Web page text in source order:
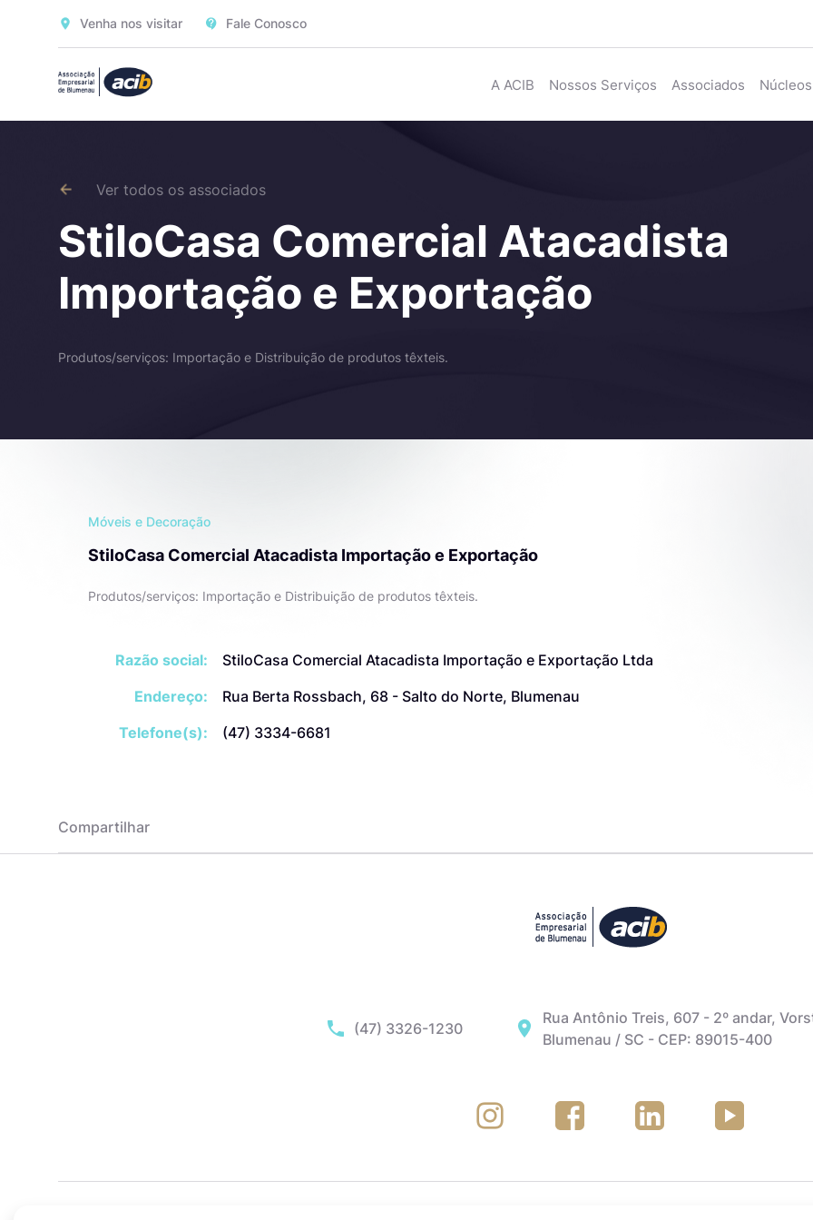
Venha nos visitar Fale Conosco
A ACIB Nossos Serviços Associados Núcleos
Ver todos os associados
StiloCasa Comercial Atacadista
Importação e Exportação
Produtos/serviços: Importação e Distribuição de produtos têxteis.
Móveis e Decoração
StiloCasa Comercial Atacadista Importação e Exportação
Produtos/serviços: Importação e Distribuição de produtos têxteis.
Razão social:
StiloCasa Comercial Atacadista Importação e Exportação Ltda
Endereço:
Rua Berta Rossbach, 68 - Salto do Norte, Blumenau
Telefone(s):
(47) 3334-6681
Compartilhar
(47) 3326-1230
Rua Antônio Treis, 607 - 2º andar,
Blumenau / SC - CEP: 89015-400